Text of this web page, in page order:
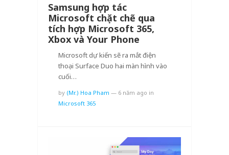
Samsung hợp tác
Microsoft chặt chẽ qua
tích hợp Microsoft 365,
Xbox và Your Phone
Microsoft dự kiến ​​sẽ ra mắt điện
thoại Surface Duo hai màn hình vào
cuối…
by (Mr.) Hoa Pham — 6 năm ago in
Microsoft 365